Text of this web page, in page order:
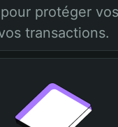
protéger
transactions.